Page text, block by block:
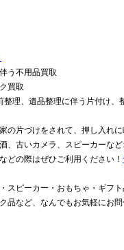
う不用品買取
買取
整理、遺品整理に伴う片付け、
の片づけをされて、押し入れ
、古いカメラ、スピーカーな
どの際はぜひご利用ください！
スピーカー・おもちゃ・ギフ
品など、なんでもお気軽にお問